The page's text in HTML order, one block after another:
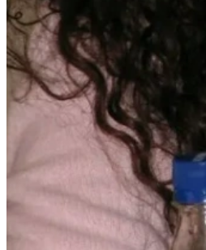
Окончив гимназию, Настя
гуманитарного института
читались исключительно
«Внешнеэкономическая
Дуэт «Потап и